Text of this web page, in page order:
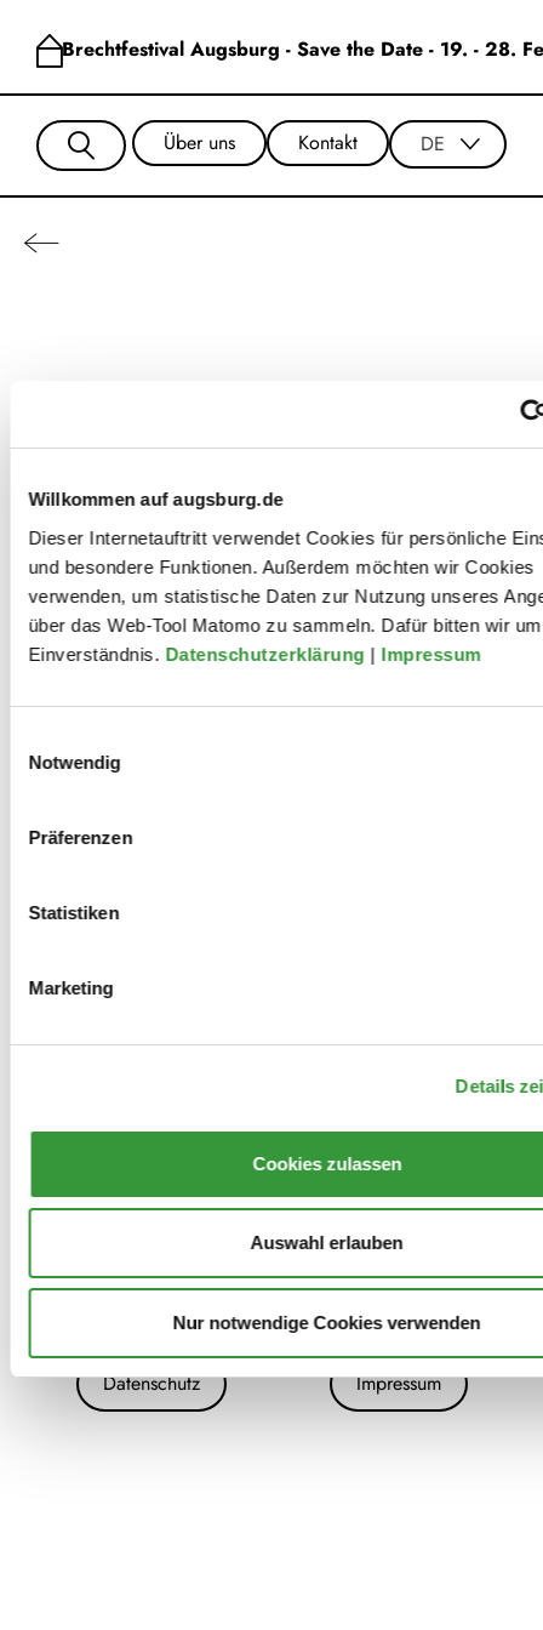
Willkommen auf augsburg.de
Dieser Internetauftritt verwendet Cookies für persönliche
und besondere Funktionen. Außerdem möchten wir Cookies
verwenden, um statistische Daten zur Nutzung unseres
über das Web-Tool Matomo zu sammeln. Dafür bitten wir
Einverständnis. Datenschutzerklärung | Impressum
Notwendig
Präferenzen
Statistiken
Marketing
Details
Cookies zulassen
Auswahl erlauben
Nur notwendige Cookies verwenden
Brechtfestival Augsburg - Save the Date - 19. - 28.
Über uns Kontakt DE
Mitwirkungen
2022
Staatstheater Augsburg: Morgen
wird auch ein schöner Tag, sagte
mit Texten von Thomas Brasch
(Uraufführung)
Kontakt Presse
Danke!
Datenschutz
Impressum